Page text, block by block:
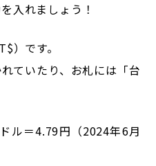
入れましょう！
）です。
ていたり、お札には「台
ル＝4.79円（2024年6月